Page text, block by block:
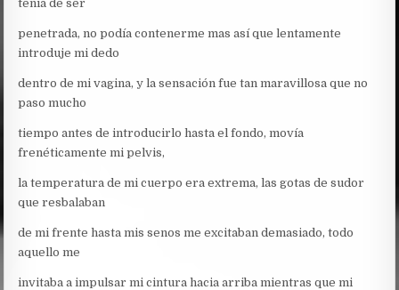
tenia de ser
penetrada, no podía contenerme mas así que lentamente
introduje mi dedo
dentro de mi vagina, y la sensación fue tan maravillosa que no
paso mucho
tiempo antes de introducirlo hasta el fondo, movía
frenéticamente mi pelvis,
la temperatura de mi cuerpo era extrema, las gotas de sudor
que resbalaban
de mi frente hasta mis senos me excitaban demasiado, todo
aquello me
invitaba a impulsar mi cintura hacia arriba mientras que mi